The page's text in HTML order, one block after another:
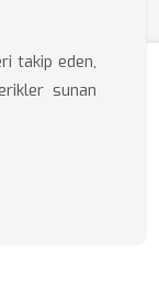
takip eden,
sunan